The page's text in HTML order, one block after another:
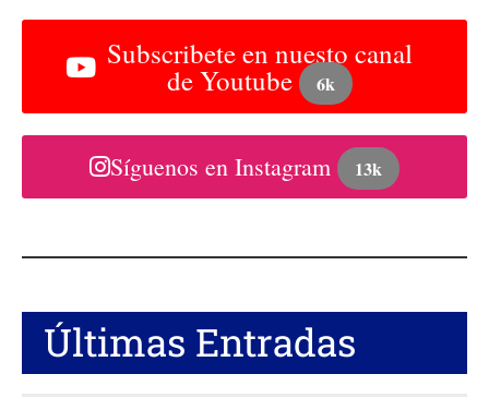
Subscribete en nuesto canal
de Youtube 6k
Síguenos en Instagram 13k
Últimas Entradas